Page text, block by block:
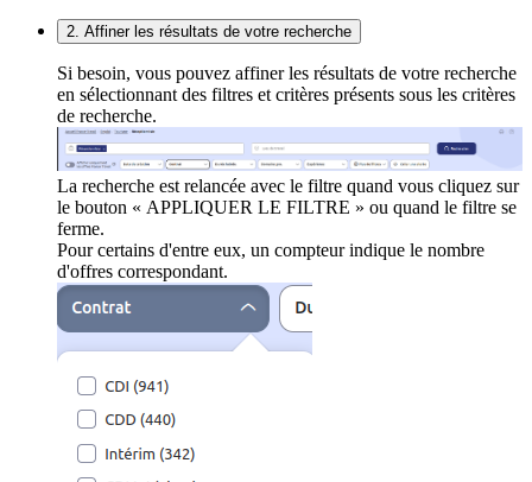
2. Affiner les résultats de votre recherche
Si besoin, vous pouvez affiner les résultats de votre recherche
en sélectionnant des filtres et critères présents sous les critères
de recherche.
La recherche est relancée avec le filtre quand vous cliquez sur
le bouton « APPLIQUER LE FILTRE » ou quand le filtre se
ferme.
Pour certains d'entre eux, un compteur indique le nombre
d'offres correspondant.